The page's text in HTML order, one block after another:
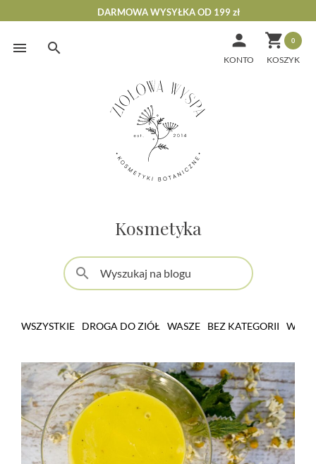
Skip
DARMOWA WYSYŁKA OD 199 zł
 0

KONTO
Kosmetyka
search
WSZYSTKIE DROGA DO ZIÓŁ WASZE BEZ KATEGORII